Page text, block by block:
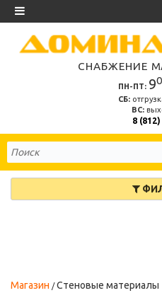
СНАБЖЕНИЕ
ПН-ПТ: 9
СБ:
ВС:
8
Магазин Стеновые материалы